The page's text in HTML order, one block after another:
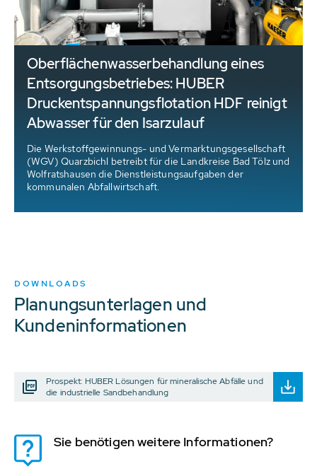
Oberflächenwasserbehandlung eines
Entsorgungsbetriebes: HUBER
Druckentspannungsflotation HDF reinigt
Abwasser für den Isarzulauf
Die Werkstoffgewinnungs- und Vermarktungsgesellschaft
(WGV) Quarzbichl betreibt für die Landkreise Bad Tölz und
Wolfratshausen die Dienstleistungsaufgaben der
kommunalen Abfallwirtschaft.
DOWNLOADS
Planungsunterlagen und
Kundeninformationen
Prospekt: HUBER Lösungen für mineralische Abfälle und
die industrielle Sandbehandlung
Sie benötigen weitere Informationen?